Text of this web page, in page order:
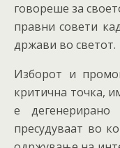
говореше за
правни совети
држави во светот.
Изборот и
критична точка,
е
пресудуваат во